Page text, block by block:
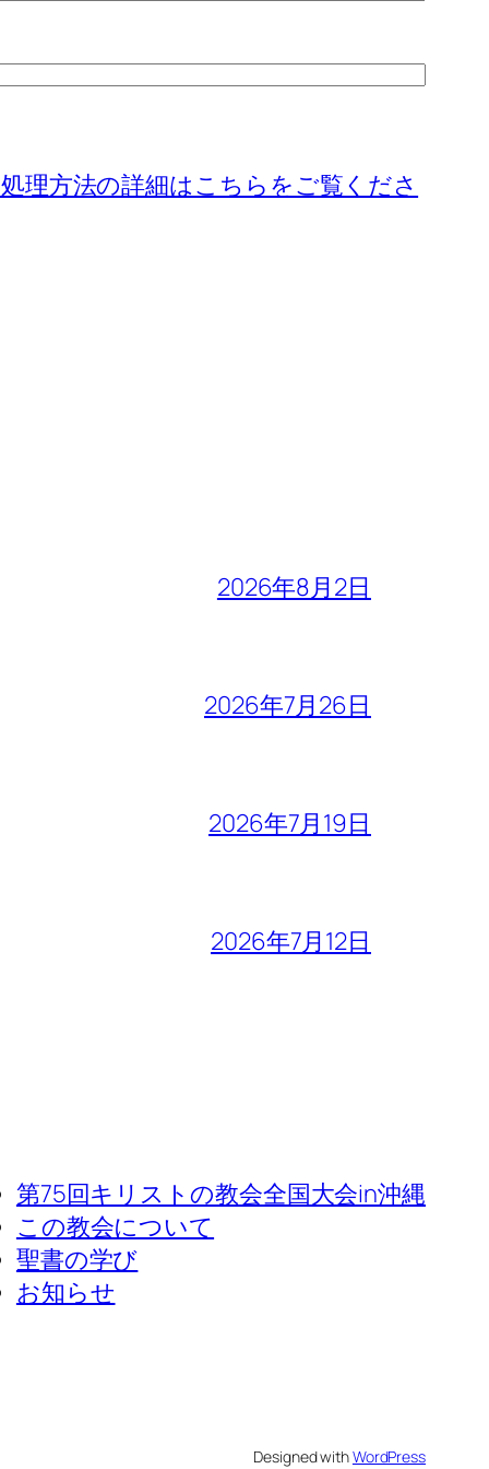
理方法の詳細はこちらをご覧くださ
2026年8月2日
2026年7月26日
2026年7月19日
2026年7月12日
第75回キリストの教会全国大会in沖縄
この教会について
聖書の学び
お知らせ
Designed withWordPress